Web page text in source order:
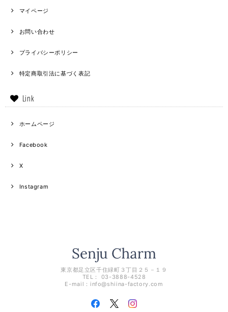
マイページ
お問い合わせ
プライバシーポリシー
特定商取引法に基づく表記
Link
ホームページ
Facebook
X
Instagram
東京都足立区千住緑町３丁目２５－１９
TEL： 03-3888-4528
E-mail： info@shiina-factory.com